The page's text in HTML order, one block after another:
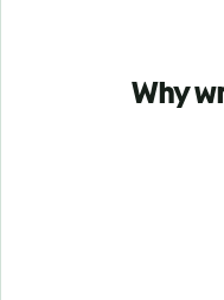
Why